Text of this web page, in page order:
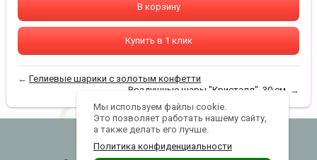
В корзину
Купить в 1 клик
←Гелиевые шарики с золотым конфетти
Воздушные шары "Кристалл". 30 см. →
lanterns@yandex.ru
Мы используем файлы cookie.
Это позволяет работать нашему сайту,
а также делать его лучше.
Политика конфиденциальности